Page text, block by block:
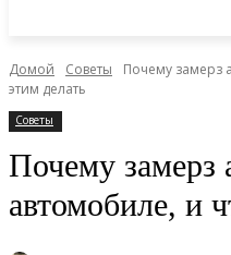
Домой Советы
Почему замерз
этим делать
Советы
Почему замерз
автомобиле, и